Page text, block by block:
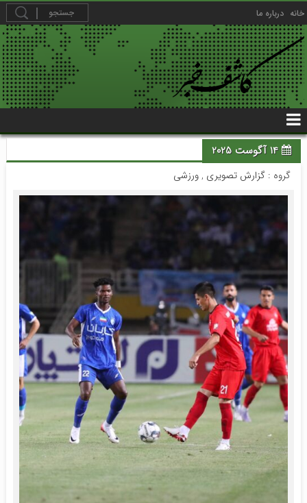
خانه درباره ما
14 آگوست 2025
گروه :گزارش تصویری ,ورزشی